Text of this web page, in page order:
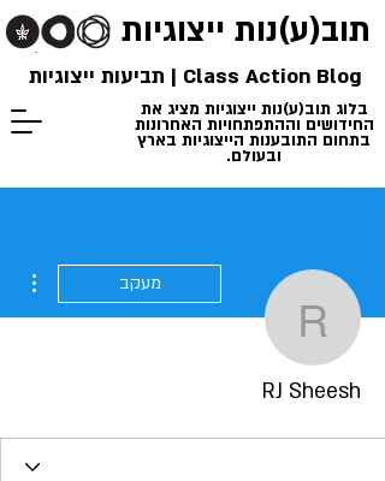
תוב(ע)נות ייצוגיות
בלוג תוב(ע)נות ייצוגיות מציג את
החידושים וההתפתחויות האחרונות
בתחום התובענות הייצוגיות בארץ
ובעולם.
Class Action Blog | תביעות ייצוגיות
RJ Sheesh
מעקב
RJ Sheesh